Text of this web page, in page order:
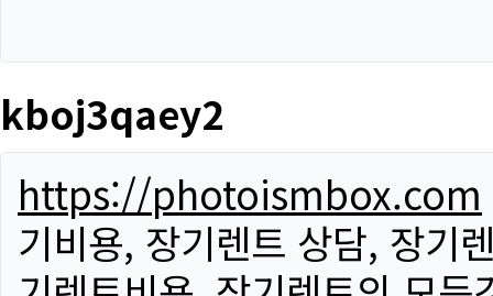
kboj3qaey2
https://photoismbox.com
기비용, 장기렌트 상담, 장기